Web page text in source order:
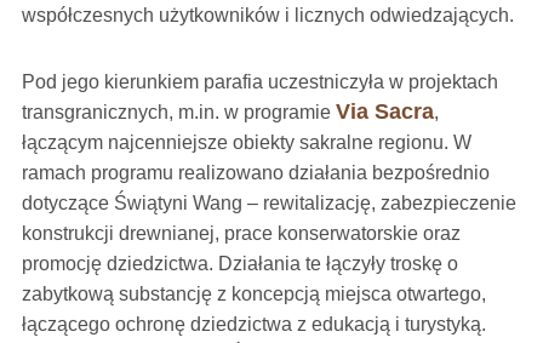
współczesnych użytkowników i licznych odwiedzających.
Pod jego kierunkiem parafia uczestniczyła w projektach
transgranicznych, m.in. w programie Via Sacra,
łączącym najcenniejsze obiekty sakralne regionu. W
ramach programu realizowano działania bezpośrednio
dotyczące Świątyni Wang – rewitalizację, zabezpieczenie
konstrukcji drewnianej, prace konserwatorskie oraz
promocję dziedzictwa. Działania te łączyły troskę o
zabytkową substancję z koncepcją miejsca otwartego,
łączącego ochronę dziedzictwa z edukacją i turystyką.